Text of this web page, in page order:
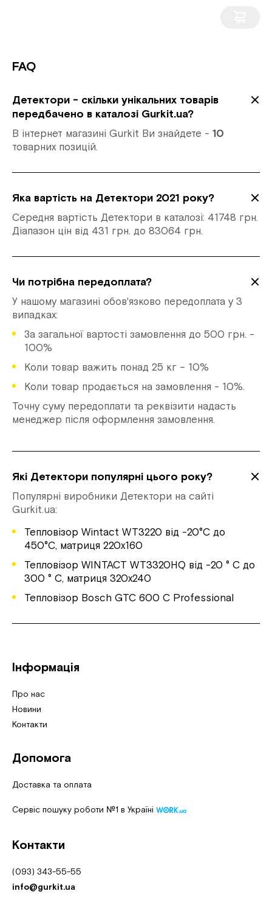
FAQ
Детектори - скільки унікальних товарів
передбачено в каталозі Gurkit.ua?
В інтернет магазині Gurkit Ви знайдете - 10
товарних позицій.
Яка вартість на Детектори 2021 року?
Середня вартість Детектори в каталозі: 41748 грн.
Діапазон цін від 431 грн. до 83064 грн.
Чи потрібна передоплата?
У нашому магазині обов'язково передоплата у 3
випадках:
За загальної вартості замовлення до 500 грн. -
100%
Коли товар важить понад 25 кг – 10%
Коли товар продається на замовлення - 10%.
Точну суму передоплати та реквізити надасть
менеджер після оформлення замовлення.
Які Детектори популярні цього року?
Популярні виробники Детектори на сайті
Gurkit.ua:
Тепловізор Wintact WT3220 від -20°С до
450°С, матриця 220х160
Тепловізор WINTACT WT3320HQ від -20 ° С до
300 ° С, матриця 320х240
Тепловізор Bosch GTC 600 C Professional
Інформація
Про нас
Новини
Контакти
Допомога
Доставка та оплата
Сервіс пошуку роботи №1 в Україні
Контакти
(093) 343-55-55
info@gurkit.ua